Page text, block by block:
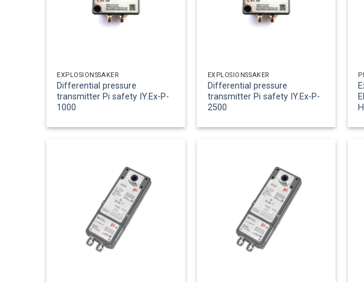
EXPLOSIONSSÄKER
Differential pressure
transmitter Pi safety IY.Ex-P-
1000
EXPLOSIONSSÄKER
Differential pressure
transmitter Pi safety IY.Ex-P-
2500